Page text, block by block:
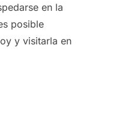
en la
posible
y visitarla en